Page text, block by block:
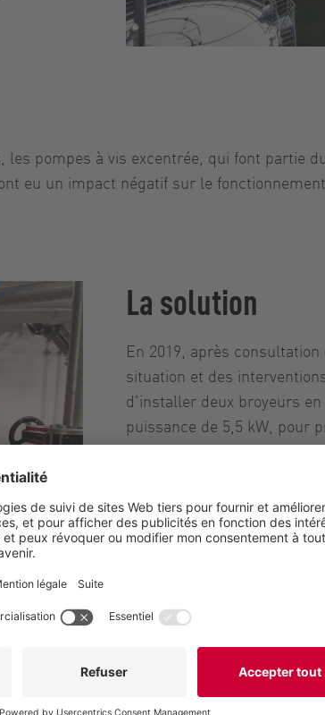
pompes à vis excentrée, qui font partie
eu un impact négatif sur le
La solution
En 2019, après
situation et des
d'installer deux broyeurs
puissance de 5,5 kW, pour
colmatage. La conception
nécessaire de modifier la
Le RotaCut sépare les
dans le pot et en coupant
dans les pompes. Ainsi,
déshydratation sans
homogénéité. Les
lames de manière
entre les lames et le tamis
sur un écran externe.